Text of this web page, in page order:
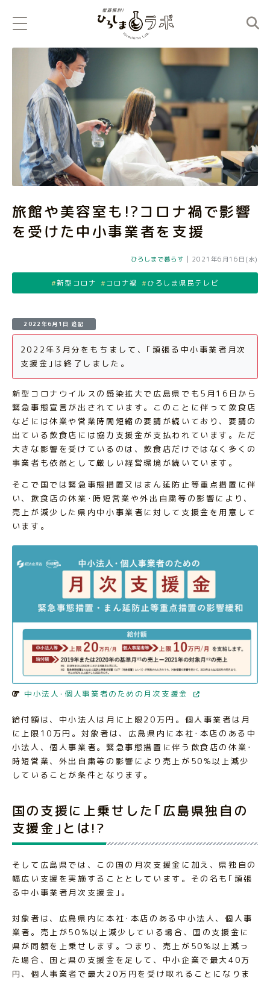
旅館や美容室も!?コロナ禍で影響
を受けた中小事業者を支援
ひろしまで暮らす | 2021年6月16日(水)
新型コロナ コロナ禍 ひろしま県民テレビ
2022年6月1日 追記
2022年3月分をもちまして、｢頑張る中小事業者月次
支援金｣は終了しました。
新型コロナウイルスの感染拡大で広島県でも5月16日から
緊急事態宣言が出されています。このことに伴って飲食店
などには休業や営業時間短縮の要請が続いており、要請の
出ている飲食店には協力支援金が支払われています。ただ
大きな影響を受けているのは、飲食店だけではなく多くの
事業者も依然として厳しい経営環境が続いています。
そこで国では緊急事態措置又はまん延防止等重点措置に伴
い、飲食店の休業･時短営業や外出自粛等の影響により、
売上が減少した県内中小事業者に対して支援金を用意して
います。
中小法人･個人事業者のための月次支援金
給付額は、中小法人は月に上限20万円。個人事業者は月
に上限10万円。対象者は、広島県内に本社･本店のある中
小法人、個人事業者。緊急事態措置に伴う飲食店の休業･
時短営業、外出自粛等の影響により売上が50%以上減少
していることが条件となります。
国の支援に上乗せした｢広島県独自の
支援金｣とは!?
そして広島県では、この国の月次支援金に加え、県独自の
幅広い支援を実施することとしています。その名も｢頑張
る中小事業者月次支援金｣。
対象者は、広島県内に本社･本店のある中小法人、個人事
業者。売上が50%以上減少している場合、国の支援金に
県が同額を上乗せします。つまり、売上が50%以上減っ
た場合、国と県の支援金を足して、中小企業で最大40万
円、個人事業者で最大20万円を受け取れることになりま